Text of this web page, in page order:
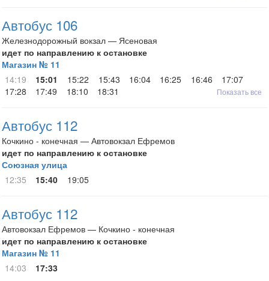
Автобус 106
Железнодорожный вокзал — Ясеновая
идет по направлению к остановке
Магазин № 11
14:19
15:01 15:22 15:43 16:04 16:25 16:46
17:07
17:28
17:49 18:10 18:31 Показать все
Автобус 112
Кочкино - конечная — Автовокзал Ефремов
идет по направлению к остановке
Союзная улица
12:35
15:40 19:05
Автобус 112
Автовокзал Ефремов — Кочкино - конечная
идет по направлению к остановке
Магазин № 11
14:03
17:33